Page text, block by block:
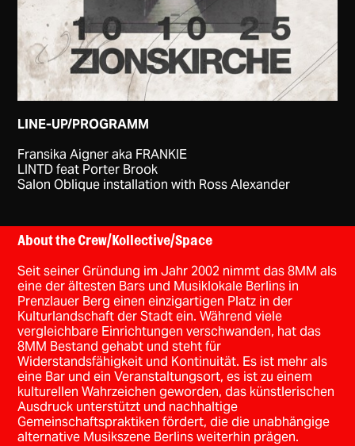
LINE-UP/PROGRAMM
Fransika Aigner aka FRANKIE
LINTD feat Porter Brook
Salon Oblique installation with Ross Alexander
About the Crew/Kollective/Space
Seit seiner Gründung im Jahr 2002 nimmt das 8MM als
eine der ältesten Bars und Musiklokale Berlins in
Prenzlauer Berg einen einzigartigen Platz in der
Kulturlandschaft der Stadt ein. Während viele
vergleichbare Einrichtungen verschwanden, hat das
8MM Bestand gehabt und steht für
Widerstandsfähigkeit und Kontinuität. Es ist mehr als
eine Bar und ein Veranstaltungsort, es ist zu einem
kulturellen Wahrzeichen geworden, das künstlerischen
Ausdruck unterstützt und nachhaltige
Gemeinschaftspraktiken fördert, die die unabhängige
alternative Musikszene Berlins weiterhin prägen.